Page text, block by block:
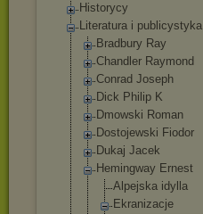
Historycy
Literatura i publicystyka
Bradbury Ray
Chandler Raymond
Conrad Joseph
Dick Philip K
Dmowski Roman
Dostojewski Fiodor
Dukaj Jacek
Hemingway Ernest
Alpejska idylla
Ekranizacje